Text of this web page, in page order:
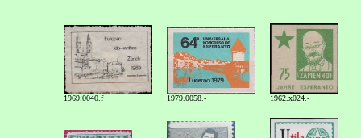
1969.0040.f 1979.0058.- 1962.x024.-